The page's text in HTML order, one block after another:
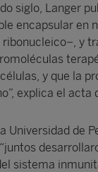
siglo, Langer
encapsular en
y
y que la
explica el acta
Universidad de
sistema